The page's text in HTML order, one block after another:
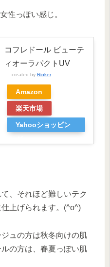
性っぽい感じ。
コフレドール ビューテ
ィオーラパクトUV
created by Rinker
Amazon
楽天市場
Yahooショッピン
、それほど難しいテク
上げられます。(^o^)
ュの方は秋冬向けの肌
の方は、春夏っぽい肌